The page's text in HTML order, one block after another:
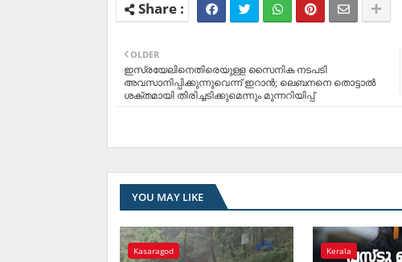
OLDER
ഇസ്രയേലിനെതിരെയുള്ള സൈനിക നടപടി
അവസാനിപ്പിക്കുന്നുവെന്ന് ഇറാൻ; ലെബനനെ തൊട്ടാല്‍
ശക്തമായി തിരിച്ചടിക്കുമെന്നും മുന്നറിയിപ്പ്
YOU MAY LIKE
Kasaragod Kerala